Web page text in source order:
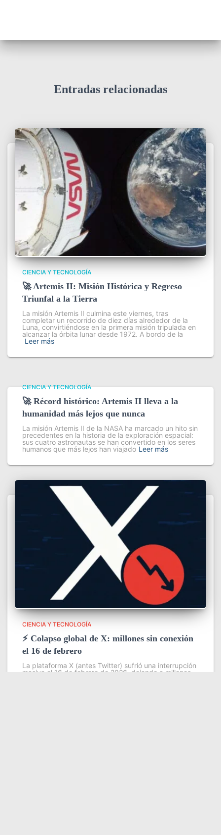
Entradas relacionadas
CIENCIA Y TECNOLOGÍA
🚀 Artemis II: Misión Histórica y Regreso
Triunfal a la Tierra
La misión Artemis II culmina este viernes, tras
completar un recorrido de diez días alrededor de la
Luna, convirtiéndose en la primera misión tripulada en
alcanzar la órbita lunar desde 1972. A bordo de la
Leer más
CIENCIA Y TECNOLOGÍA
🚀 Récord histórico: Artemis II lleva a la
humanidad más lejos que nunca
La misión Artemis II de la NASA ha marcado un hito sin
precedentes en la historia de la exploración espacial:
sus cuatro astronautas se han convertido en los seres
humanos que más lejos han viajado Leer más
CIENCIA Y TECNOLOGÍA
⚡ Colapso global de X: millones sin conexión
el 16 de febrero
La plataforma X (antes Twitter) sufrió una interrupción
masiva el 16 de febrero de 2026, dejando a millones